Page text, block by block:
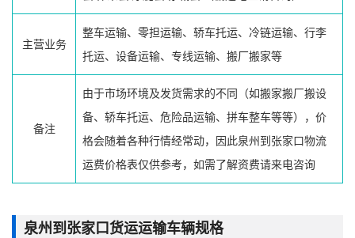
主营业务
整车运输、零担运输、轿车托运、冷链运输、行李
托运、设备运输、专线运输、搬厂搬家等
备注
由于市场环境及发货需求的不同（如搬家搬厂搬设
备、轿车托运、危险品运输、拼车整车等等），价
格会随着各种行情经常动，因此泉州到张家口物流
运费价格表仅供参考，如需了解资费请来电咨询
泉州到张家口货运运输车辆规格